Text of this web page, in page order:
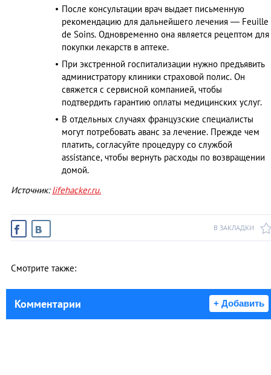
После консультации врач выдает письменную
рекомендацию для дальнейшего лечения — Feuille
de Soins. Одновременно она является рецептом для
покупки лекарств в аптеке.
При экстренной госпитализации нужно предъявить
администратору клиники страховой полис. Он
свяжется с сервисной компанией, чтобы
подтвердить гарантию оплаты медицинских услуг.
В отдельных случаях французские специалисты
могут потребовать аванс за лечение. Прежде чем
платить, согласуйте процедуру со службой
assistance, чтобы вернуть расходы по возвращении
домой.
Источник:lifehacker.ru.
В ЗАКЛАДКИ
Смотрите также:
Комментарии + Добавить